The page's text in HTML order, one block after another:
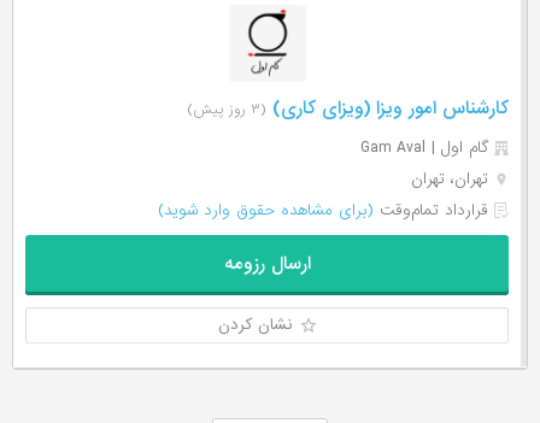
کارشناس امور ویزا (ویزای کاری) (۳ روز پیش)
گام اول | Gam Aval
تهران، تهران
قرارداد تمام‌وقت (برای مشاهده حقوق وارد شوید)
ارسال رزومه
نشان کردن